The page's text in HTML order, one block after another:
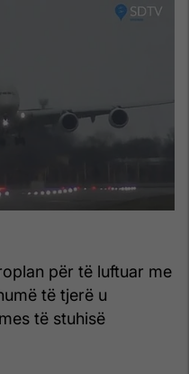
për të luftuar me
të tjerë u
të stuhisë